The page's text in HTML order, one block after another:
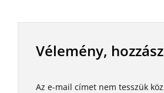
Vélemény,
Az e-mail címet nem tesszük